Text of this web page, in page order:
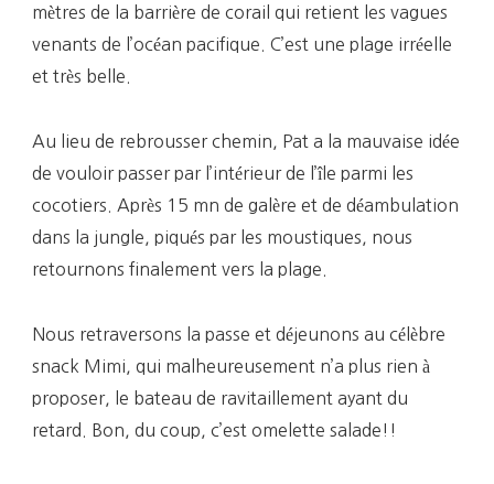
mètres de la barrière de corail qui retient les vagues
venants de l’océan pacifique. C’est une plage irréelle
et très belle.
Au lieu de rebrousser chemin, Pat a la mauvaise idée
de vouloir passer par l’intérieur de l’île parmi les
cocotiers. Après 15 mn de galère et de déambulation
dans la jungle, piqués par les moustiques, nous
retournons finalement vers la plage.
Nous retraversons la passe et déjeunons au célèbre
snack Mimi, qui malheureusement n’a plus rien à
proposer, le bateau de ravitaillement ayant du
retard. Bon, du coup, c’est omelette salade!!